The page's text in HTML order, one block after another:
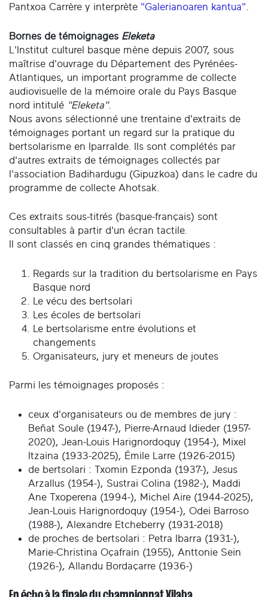
Pantxoa Carrère y interprète "Galerianoaren kantua"
Bornes de témoignages Eleketa
L'Institut culturel basque mène depuis 2007, sous
maîtrise d'ouvrage du Département des Pyrénées-
Atlantiques, un important programme de collecte
audiovisuelle de la mémoire orale du Pays Basque
nord intitulé "Eleketa".
Nous avons sélectionné une trentaine d'extraits de
témoignages portant un regard sur la pratique du
bertsolarisme en Iparralde. Ils sont complétés par
d'autres extraits de témoignages collectés par
l'association Badihardugu (Gipuzkoa) dans le cadre du
programme de collecte Ahotsak.
Ces extraits sous-titrés (basque-français) sont
consultables à partir d'un écran tactile.
Il sont classés en cinq grandes thématiques :
Regards sur la tradition du bertsolarisme en Pays
Basque nord
Le vécu des bertsolari
Les écoles de bertsolari
Le bertsolarisme entre évolutions et
changements
Organisateurs, jury et meneurs de joutes
Parmi les témoignages proposés :
ceux d'organisateurs ou de membres de jury :
Beñat Soule (1947-), Pierre-Arnaud Idieder (1957-
2020), Jean-Louis Harignordoquy (1954-), Mixel
Itzaina (1933-2025), Émile Larre (1926-2015)
de bertsolari : Txomin Ezponda (1937-), Jesus
Arzallus (1954-), Sustrai Colina (1982-), Maddi
Ane Txoperena (1994-), Michel Aire (1944-2025),
Jean-Louis Harignordoquy (1954-), Odei Barroso
(1988-), Alexandre Etcheberry (1931-2018)
de proches de bertsolari : Petra Ibarra (1931-),
Marie-Christina Oçafrain (1955), Anttonie Sein
(1926-), Allandu Bordaçarre (1936-)